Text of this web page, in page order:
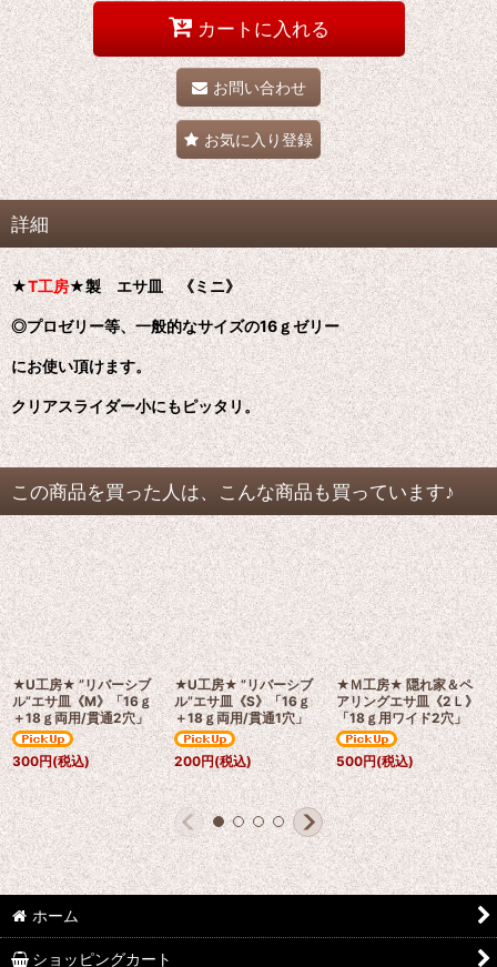
カートに入れる
お問い合わせ
お気に入り登録
詳細
★T工房★製 エサ皿 《ミニ》
◎プロゼリー等、一般的なサイズの16ｇゼリー
にお使い頂けます。
クリアスライダー小にもピッタリ。
この商品を買った人は、こんな商品も買っています♪
★U工房★ ”リバーシブ
ル”エサ皿《M》「16ｇ
＋18ｇ両用/貫通2穴」
300円(税込)
★U工房★ ”リバーシブ
ル”エサ皿《S》「16ｇ
＋18ｇ両用/貫通1穴」
200円(税込)
★Ｍ工房★ 隠れ家＆ペ
アリングエサ皿《2Ｌ》
「18ｇ用ワイド2穴」
500円(税込)
ホーム
ショッピングカート